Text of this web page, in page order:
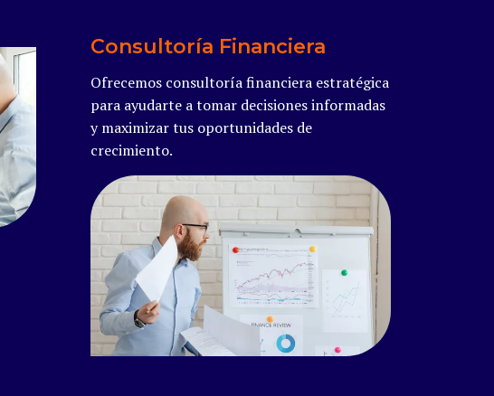
Consultoría Financiera
Ofrecemos consultoría financiera estratégica
para ayudarte a tomar decisiones informadas
y maximizar tus oportunidades de
crecimiento.
Read more